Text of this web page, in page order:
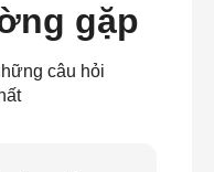
gặp
câu hỏi